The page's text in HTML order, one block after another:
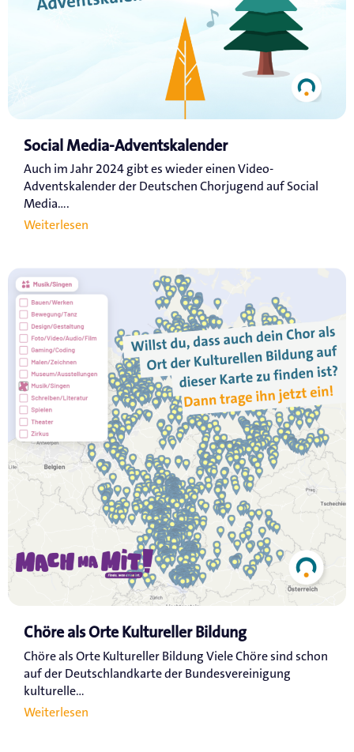
Social Media-Adventskalender
Auch im Jahr 2024 gibt es wieder einen Video-
Adventskalender der Deutschen Chorjugend auf Social
Media....
Weiterlesen
Chöre als Orte Kultureller Bildung
Chöre als Orte Kultureller Bildung Viele Chöre sind schon
auf der Deutschlandkarte der Bundesvereinigung
kulturelle...
Weiterlesen